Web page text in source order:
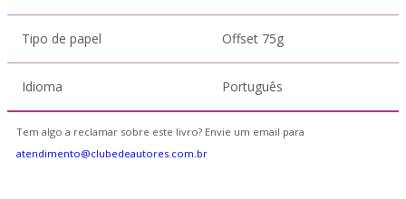
Tipo de papel Offset 75g
Idioma Português
Tem algo a reclamar sobre este livro? Envie um email para
atendimento@clubedeautores.com.br